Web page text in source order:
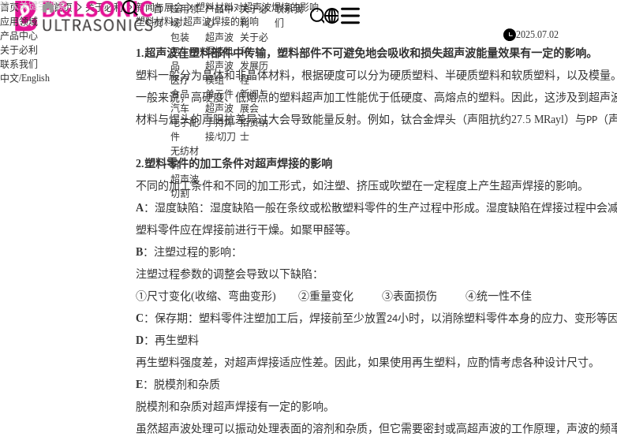
首
页
应用领
域
包装
卫生用
品
医疗
食品
汽车
电子配
件
无纺材
料
超声波
切割
产品中
心
超声波
焊接机
超声波
模组
单元件
超声波
手持焊
接/切刀
关于必
利
关于必
利
发展历
程
新闻与
展会
招贤纳
士
联系我
们
首页
应用领域
产品中心
关于必利
联系我们
中文/English
首页 关于必利 新闻与展会
塑料材料对超声波焊接的影响
塑料材料对超声波焊接的影响
2025.07.02
1.超声波在塑料部件中传输，塑料部件不可避免地会吸收和损失超声波能量效果有一定的影响。
塑料一般分为晶体和非晶体材料，根据硬度可以分为硬质塑料、半硬质塑料和软质塑料，以及模量。
一般来说，高硬度、低熔点的塑料超声加工性能优于低硬度、高熔点的塑料。因此，这涉及到超声
材料与焊头的声阻抗差异过大会导致能量反射。例如，钛合金焊头（声阻抗约27.5 MRayl）与PP （
2.塑料零件的加工条件对超声焊接的影响
不同的加工条件和不同的加工形式，如注塑、挤压或吹塑在一定程度上产生超声焊接的影响。
A：湿度缺陷：湿度缺陷一般在条纹或松散塑料零件的生产过程中形成。湿度缺陷在焊接过程中
塑料零件应在焊接前进行干燥。如聚甲醛等。
B：注塑过程的影响：
注塑过程参数的调整会导致以下缺陷：
①尺寸变化(收缩、弯曲变形)
②重量变化 ③表面损伤 ④统一性不佳
C ：保存期：塑料零件注塑加工后，焊接前至少放置24小时，以消除塑料零件本身的应力、变形等
D：再生塑料
再生塑料强度差，对超声焊接适应性差。因此，如果使用再生塑料，应酌情考虑各种设计尺寸。
E：脱模剂和杂质
脱模剂和杂质对超声焊接有一定的影响。
虽然超声波处理可以振动处理表面的溶剂和杂质，但它需要密封或高超声波的工作原理，声波的